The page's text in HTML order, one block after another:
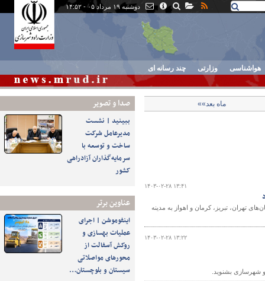
دوشنبه ۱۹ مرداد ۰۵ - ۱۴:۵۲
هواشناسی وزارتی چند رسانه ای
صدا و تصوير
ببینید | نشست
مدیرعامل شرکت
ساخت و توسعه با
سرمایه‌گذاران آزادراهی
کشور
عناوین برتر
اینفوموشن | اجرای
عملیات بهسازی و
روکش آسفالت از
محورهای مواصلاتی
سیستان و بلوچستان…
ماه بعد»»
۱۴۰۳-۰۲-۲۸ ۱۳:۴۱
جمهوری اسلامی ایران "هما" از ۴ فرودگاه استان‌های تهران، تبریز، کرمان و اهواز به مدینه
۱۴۰۳-۰۲-۲۸ ۱۳:۲۲
شهرسازی بشنوید.